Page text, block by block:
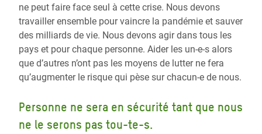
ne peut faire face seul à cette crise. Nous devons
travailler ensemble pour vaincre la pandémie et sauver
des milliards de vie. Nous devons agir dans tous les
pays et pour chaque personne. Aider les un-e-s alors
que d’autres n’ont pas les moyens de lutter ne fera
qu’augmenter le risque qui pèse sur chacun-e de nous.
Personne ne sera en sécurité tant que nous
ne le serons pas tou-te-s.